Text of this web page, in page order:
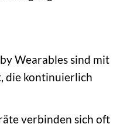
Wearables sind mit
die kontinuierlich
verbinden sich oft